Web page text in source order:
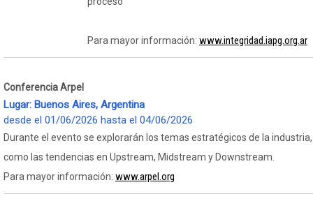
Para mayor información: www.integridad.iapg.org.ar
Conferencia Arpel
Lugar: Buenos Aires, Argentina
desde el 01/06/2026 hasta el 04/06/2026
Durante el evento se explorarán los temas estratégicos de la
como las tendencias en Upstream, Midstream y Downstream.
Para mayor información: www.arpel.org